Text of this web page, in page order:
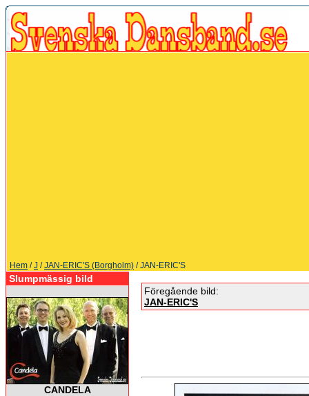
Hem /J /JAN-ERIC'S (Borgholm) / JAN-ERIC'S
Slumpmässig bild
CANDELA
Föregående bild:
JAN-ERIC'S